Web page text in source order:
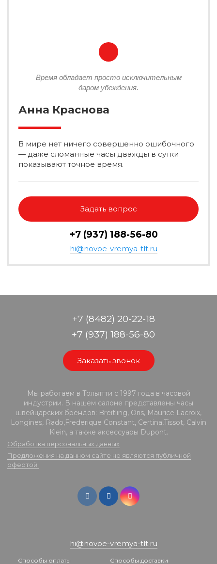
Время обладает просто исключительным
даром убеждения.
Анна Краснова
В мире нет ничего совершенно ошибочного
— даже сломанные часы дважды в сутки
показывают точное время.
Задать вопрос
+7 (937) 188-56-80
hi@novoe-vremya-tlt.ru
+7 (8482) 20-22-18
+7 (937) 188-56-80
Заказать звонок
Мы работаем в Тольятти с 1997 года в часовой
индустрии. В нашем салоне представлены часы
швейцарских брендов: Breitling, Oris, Maurice Lacroix,
Longines, Rado,Frederique Constant, Certina,Tissot, Calvin
Klein, а также аксессуары Dupont.
Обработка персональных данных
Предложения на данном сайте не являются публичной
офертой.
hi@novoe-vremya-tlt.ru
Способы оплаты Способы доставки